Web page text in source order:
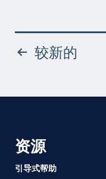
帖
页
较新的
资源
引导式帮助